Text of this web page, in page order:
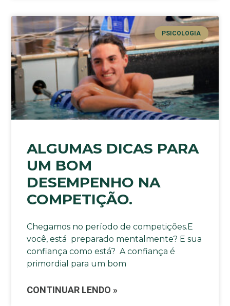
PSICOLOGIA
ALGUMAS DICAS PARA
UM BOM
DESEMPENHO NA
COMPETIÇÃO.
Chegamos no período de competições.E
você, está preparado mentalmente? E sua
confiança como está? A confiança é
primordial para um bom
CONTINUAR LENDO »